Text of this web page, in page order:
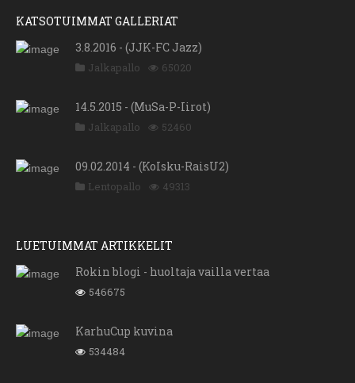
KATSOTUIMMAT GALLERIAT
3.8.2016 - (JJK-FC Jazz)
Jalkapallo 65020
14.5.2015 - (MuSa-P-Iirot)
Jalkapallo 52460
09.02.2014 - (KoIsku-RaisU2)
Lentopallo 49313
LUETUIMMAT ARTIKKELIT
Rokin blogi - huoltaja vailla vertaa
546675
KarhuCup kuvina
534484